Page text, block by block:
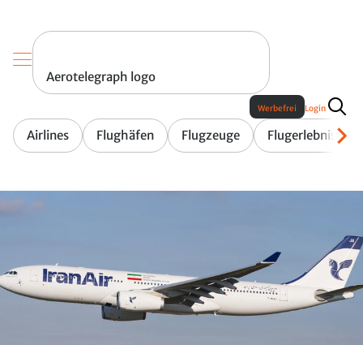
Aerotelegraph logo
Airlines Flughäfen Flugzeuge Flugerlebnis
Werbefrei Login